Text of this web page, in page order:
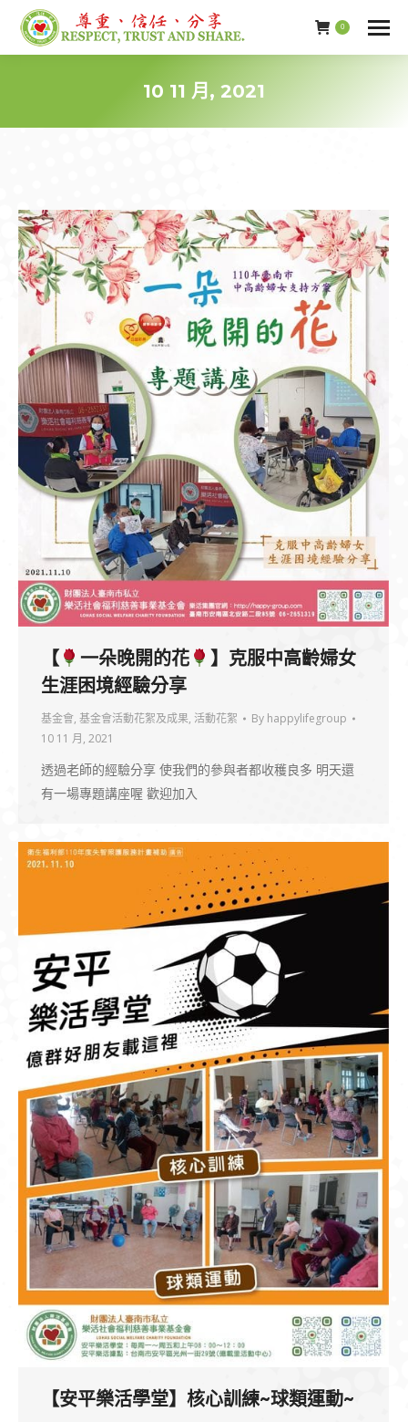
0
10 11 月, 2021
【 一朵晚開的花
】克服中高齡婦女
生涯困境經驗分享
基金會, 基金會活動花絮及成果, 活動花絮 By happylifegroup
10 11 月, 2021
透過老師的經驗分享 使我們的參與者都收穫良多 明天還
有一場專題講座喔 歡迎加入
【安平樂活學堂】核心訓練~球類運動~